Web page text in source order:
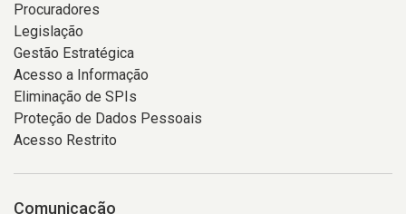
Procuradores
Legislação
Gestão Estratégica
Acesso a Informação
Eliminação de SPIs
Proteção de Dados Pessoais
Acesso Restrito
Comunicação